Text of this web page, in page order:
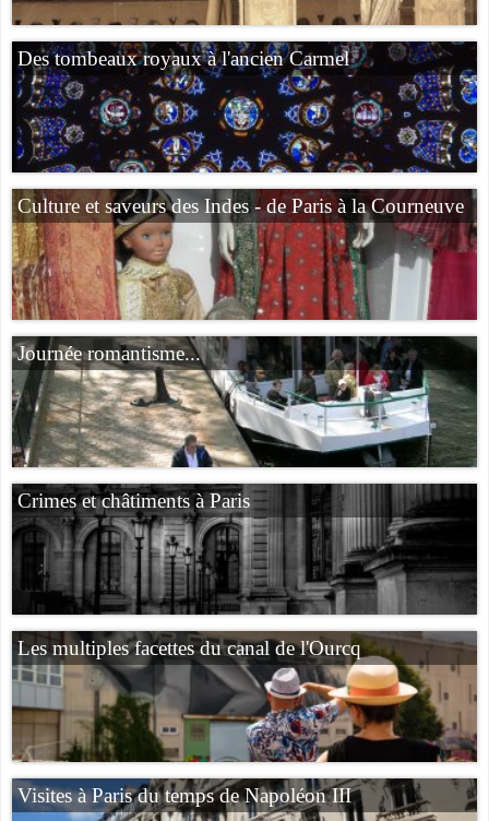
Des tombeaux royaux à l'ancien Carmel
Culture et saveurs des Indes - de Paris à la Courneuve
Journée romantisme...
Crimes et châtiments à Paris
Les multiples facettes du canal de l'Ourcq
Visites à Paris du temps de Napoléon III